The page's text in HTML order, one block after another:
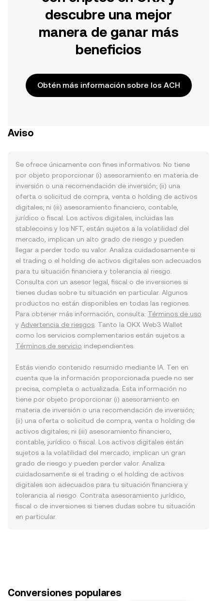
descubre una mejor
manera de ganar más
beneficios
Obtén más información sobre los ACH
Aviso
Se ofrece únicamente con fines informativos. No tiene
por objeto proporcionar (i) asesoramiento en materia de
inversión o una recomendación de inversión; (ii) una
oferta o solicitud de compra, venta o holding de activos
digitales; ni (iii) asesoramiento financiero, contable,
jurídico o fiscal. Los activos digitales, incluidas las
stablecoins y los NFT, están sujetos a la volatilidad del
mercado, implican un alto grado de riesgo y pueden
llegar a perder todo su valor. Analiza cuidadosamente si
el trading o el holding de activos digitales son adecuados
para tu situación financiera y tolerancia al riesgo.
Consulta con un asesor legal, fiscal o de inversiones si
tienes dudas sobre tu situación en particular. Algunos
productos no están disponibles en todas las regiones.
Para obtener más información, consulta: Términos de uso
y Advertencia de riesgos . Tanto la OKX Web3 Wallet
como los servicios complementarios están sujetos a
Términos de servicio independientes.
Estás viendo contenido resumido mediante IA. Ten en
cuenta que la información proporcionada puede no ser
precisa, completa o actualizada. Esta información no
tiene por objeto proporcionar (i) asesoramiento en
materia de inversión o una recomendación de inversión;
(ii) una oferta o solicitud de compra, venta o holding de
activos digitales; ni (iii) asesoramiento financiero,
contable, jurídico o fiscal. Los activos digitales están
sujetos a la volatilidad del mercado, implican un gran
grado de riesgo y pueden perder valor. Analiza
cuidadosamente si el trading o el holding de activos
digitales son adecuados para tu situación financiera y
tolerancia al riesgo. Contrata asesoramiento jurídico,
fiscal o de inversiones si tienes dudas sobre tu situación
en particular.
Conversiones populares